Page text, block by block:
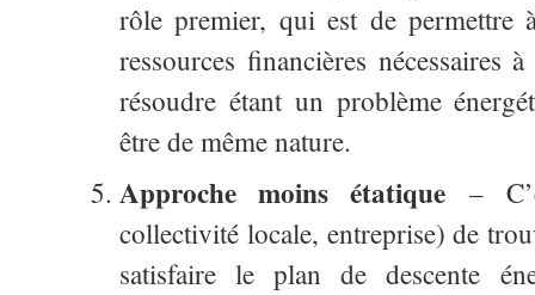
rôle premier, qui est de permettre
ressources financières nécessaires
résoudre étant un problème
être de même nature.
Approche moins étatique –
collectivité locale, entreprise) de
satisfaire le plan de descente